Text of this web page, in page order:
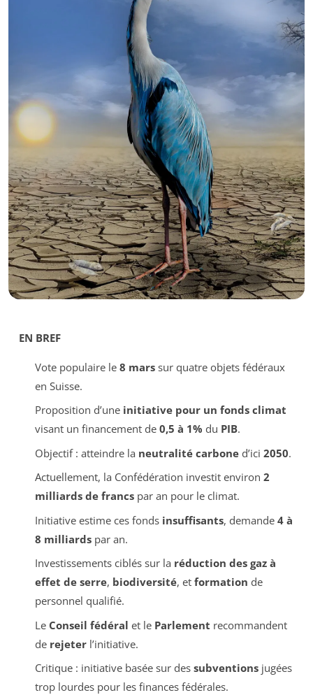
EN BREF
Vote populaire le 8 marssur quatre objets fédéraux
en Suisse.
Proposition d’une initiative pour un fonds climat
visant un financement de 0,5 à 1% du PIB.
Objectif : atteindre la neutralité carboned’ici 2050.
Actuellement, la Confédération investit environ 2
milliards de francspar an pour le climat.
Initiative estime ces fonds insuffisants, demande 4 à
8 milliardspar an.
Investissements ciblés sur la réduction des gaz à
effet de serre, biodiversité, et formation de
personnel qualifié.
Le Conseil fédéral et le Parlement recommandent
de rejeterl’initiative.
Critique : initiative basée sur des subventionsjugées
trop lourdes pour les finances fédérales.